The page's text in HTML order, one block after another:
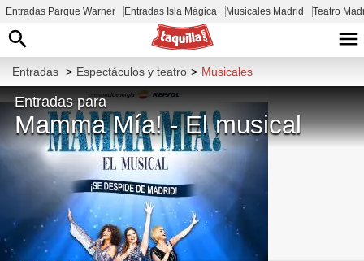
Entradas Parque Warner Entradas Isla Mágica Musicales Madrid Teatro
Entradas > Espectáculos y teatro > Musicales
Entradas para
Mamma Mía! - El musical